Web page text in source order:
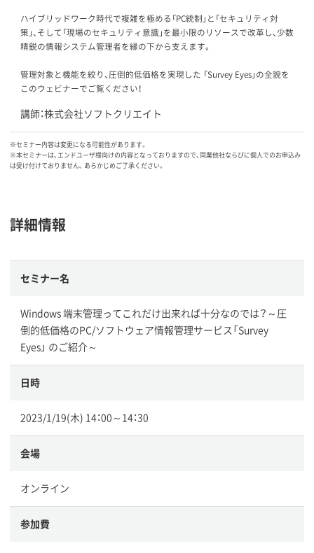
ハイブリッドワーク時代で複雑を極める「PC統制」と「セキュリティ対
策」、そして「現場のセキュリティ意識」を最小限のリソースで改革し、少数
精鋭の情報システム管理者を縁の下から支えます。
管理対象と機能を絞り、圧倒的低価格を実現した 「Survey Eyes」の全貌を
このウェビナーでご覧ください！
講師：株式会社ソフトクリエイト
※セミナー内容は変更になる可能性があります。
※本セミナーは、エンドユーザ様向けの内容となっておりますので、同業他社ならびに個人でのお申込み
は受け付けておりません。あらかじめご了承ください。
詳細情報
セミナー名
Windows 端末管理ってこれだけ出来れば十分なのでは？～圧
倒的低価格のPC/ソフトウェア情報管理サービス「Survey
Eyes」 のご紹介～
日時
2023/1/19(木) 14：00～14：30
会場
オンライン
参加費